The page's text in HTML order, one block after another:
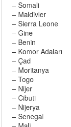
– Somali
– Maldivler
– Sierra Leone
– Gine
– Benin
– Komor Adaları
– Çad
– Moritanya
– Togo
– Nijer
– Cibuti
– Nijerya
– Senegal